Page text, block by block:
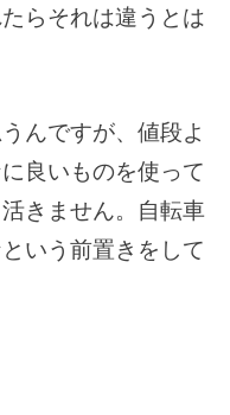
らそれは違うとは
んですが、値段よ
良いものを使って
きません。自転車
いう前置きをして